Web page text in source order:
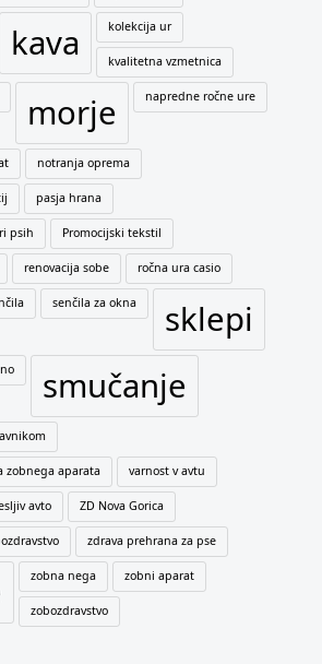
kava kolekcija ur
kvalitetna vzmetnica
morje napredne ročne ure
notranja oprema
pasja hrana
psih Promocijski tekstil
renovacija sobe ročna ura casio
senčila za okna sklepi
smučanje
zobnega aparata varnost v avtu
avto ZD Nova Gorica
zdrava prehrana za pse
zobna nega zobni aparat
zobozdravstvo